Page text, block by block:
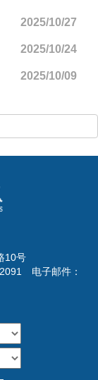
2025/10/27
2025/10/24
2025/10/09
10号
电子邮件：